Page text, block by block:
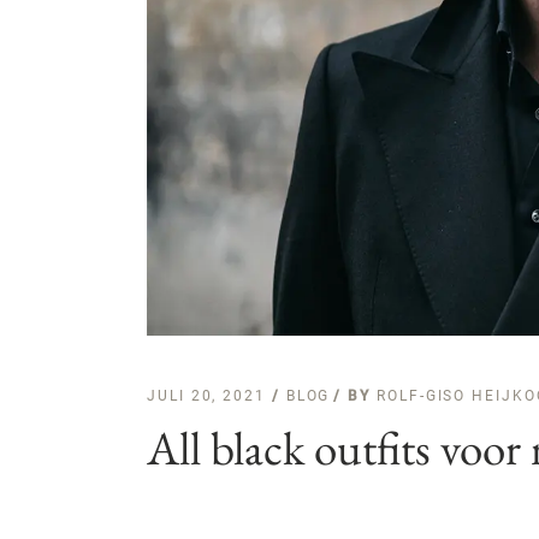
JULI 20, 2021 BLOG BY ROLF-GISO
All black outfits voor